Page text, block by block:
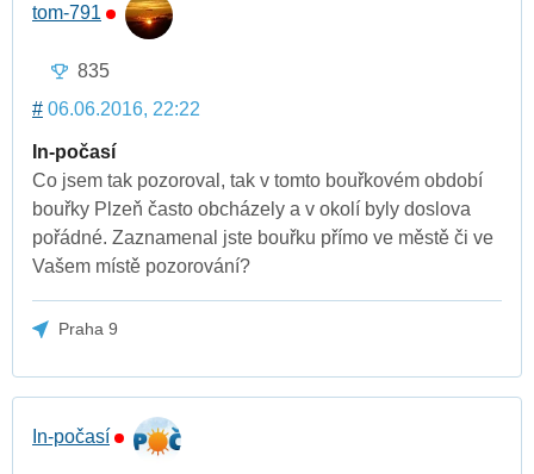
tom-791
835
# 06.06.2016, 22:22
In-počasí
Co jsem tak pozoroval, tak v tomto bouřkovém období
bouřky Plzeň často obcházely a v okolí byly doslova
pořádné. Zaznamenal jste bouřku přímo ve městě či ve
Vašem místě pozorování?
Praha 9
In-počasí